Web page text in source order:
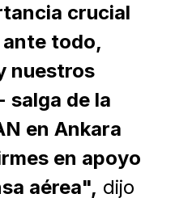
crucial
ante todo,
nuestros
salga de la
en Ankara
en apoyo
aérea", dijo